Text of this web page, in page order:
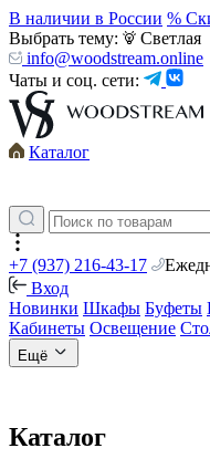
В наличии в России %
Выбрать тему:
Светлая
info@woodstream.online
Чаты и соц. сети:
Каталог
+7 (937) 216-43-17
Вход
Новинки Шкафы Буфеты
Кабинеты Освещение
Ещё
Каталог